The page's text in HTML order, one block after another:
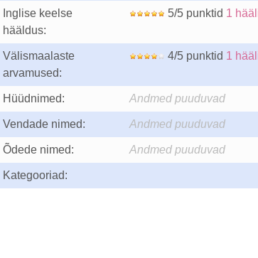
Inglise keelse
hääldus:
5/5 punktid 1
Välismaalaste
arvamused:
4/5 punktid 1
Hüüdnimed: Andmed puuduvad
Vendade nimed: Andmed puuduvad
Õdede nimed: Andmed puuduvad
Kategooriad: